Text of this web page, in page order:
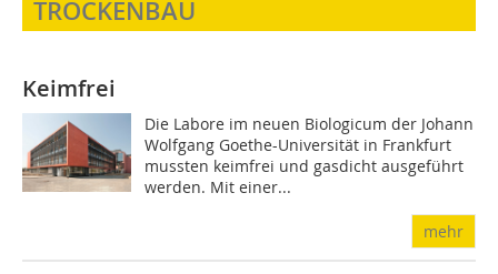
TROCKENBAU
Keimfrei
Die Labore im neuen Biologicum der Johann
Wolfgang Goethe-Universität in Frankfurt
mussten keimfrei und gasdicht ausgeführt
werden. Mit einer...
mehr